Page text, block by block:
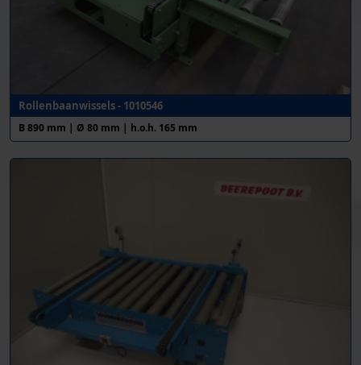
Rollenbaanwissels - 1010546
B 890 mm | Ø 80 mm | h.o.h. 165 mm